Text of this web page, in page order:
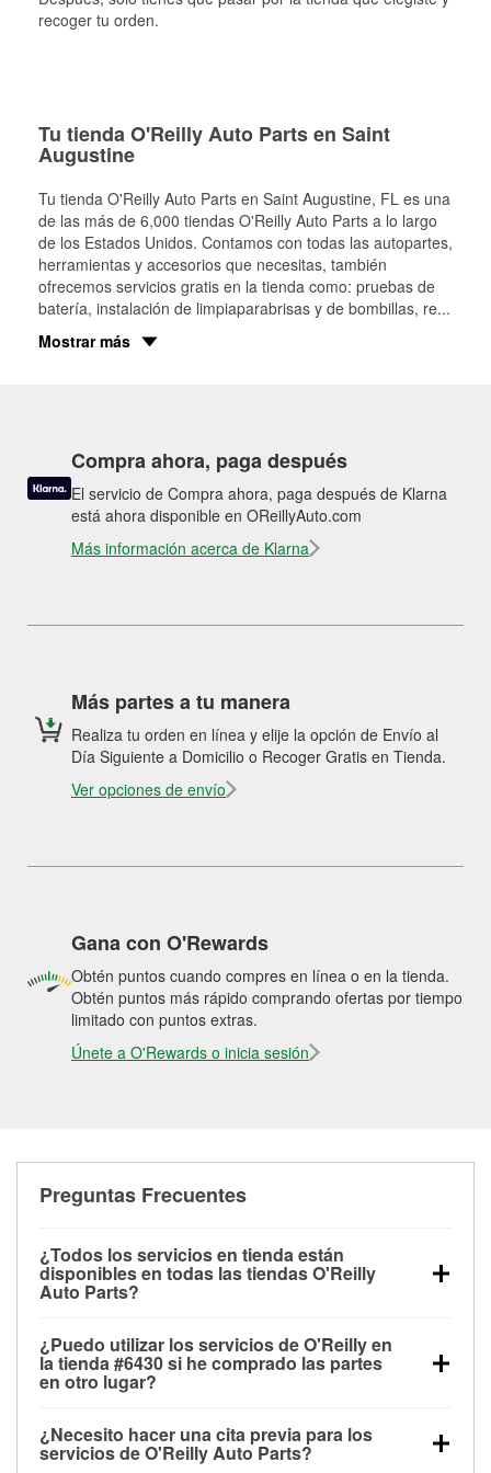
recoger tu orden.
Tu tienda O'Reilly Auto Parts en Saint
Augustine
Tu tienda O'Reilly Auto Parts en Saint Augustine, FL es una
de las más de 6,000 tiendas O'Reilly Auto Parts a lo largo
de los Estados Unidos. Contamos con todas las autopartes,
herramientas y accesorios que necesitas, también
ofrecemos servicios gratis en la tienda como: pruebas de
batería, instalación de limpiaparabrisas y de bombillas, re...
Mostrar más
Compra ahora, paga después
El servicio de Compra ahora, paga después de Klarna
está ahora disponible en OReillyAuto.com
Más información acerca de Klarna
Más partes a tu manera
Realiza tu orden en línea y elije la opción de Envío al
Día Siguiente a Domicilio o Recoger Gratis en Tienda.
Ver opciones de envío
Gana con O'Rewards
Obtén puntos cuando compres en línea o en la tienda.
Obtén puntos más rápido comprando ofertas por tiempo
limitado con puntos extras.
Únete a O'Rewards o inicia sesión
Preguntas Frecuentes
¿Todos los servicios en tienda están
disponibles en todas las tiendas O'Reilly
Auto Parts?
las pruebas de batería, pruebas de alternador y
motor de arranque, revisión de la luz “Check Engine”
con O'Reilly VeriScan® e instalación de
limpiaparabrisas o bombillas, están disponibles en
todas las tiendas O'Reilly Auto Parts. La tienda
¿Puedo utilizar los servicios de O'Reilly en
la tienda #6430 si he comprado las partes
en otro lugar?
de O'Reilly Auto Parts que estén disponibles en la
tienda #6430 de Saint Augustine, FL aunque hayas
¿Necesito hacer una cita previa para los
servicios de O'Reilly Auto Parts?